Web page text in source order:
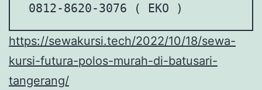
0812-8620-3076 ( EKO )
https://sewakursi.tech/2022/10/18/sewa-
kursi-futura-polos-murah-di-batusari-
tangerang/